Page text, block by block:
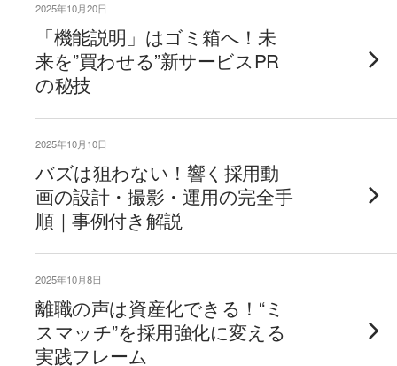
2025年10月20日
「機能説明」はゴミ箱へ！未
来を”買わせる”新サービスPR
の秘技
2025年10月10日
バズは狙わない！響く採用動
画の設計・撮影・運用の完全手
順｜事例付き解説
2025年10月8日
離職の声は資産化できる！“ミ
スマッチ”を採用強化に変える
実践フレーム